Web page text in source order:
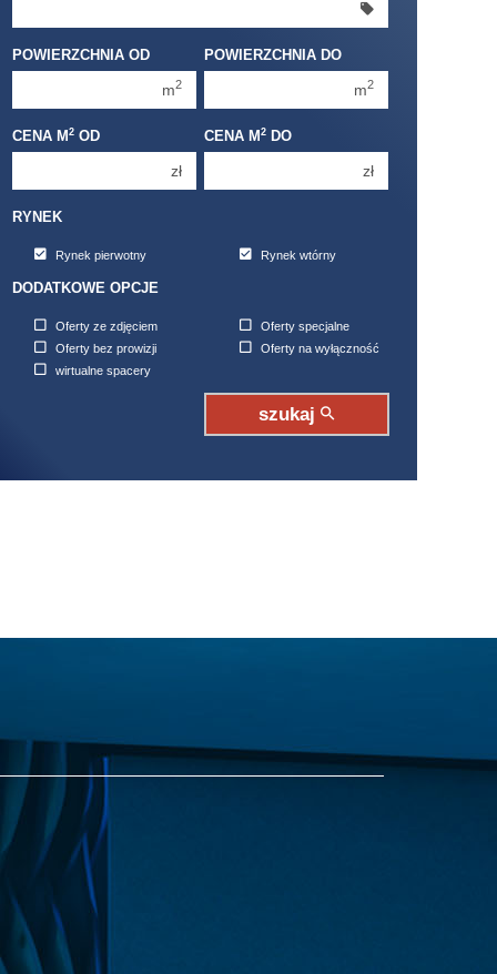
POWIERZCHNIA OD
m2
POWIERZCHNIA DO
m2
CENA M2 OD
zł
CENA M2DO
zł
RYNEK
Rynek pierwotny Rynek wtórny
DODATKOWE OPCJE
Oferty ze zdjęciem
Oferty specjalne
Oferty bez prowizji
Oferty na wyłączność
wirtualne spacery
szukaj